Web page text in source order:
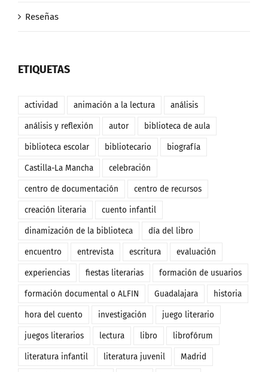
Reseñas
ETIQUETAS
actividad animación a la lectura análisis
análisis y reflexión autor biblioteca de aula
biblioteca escolar bibliotecario biografía
Castilla-La Mancha celebración
centro de documentación centro de recursos
creación literaria cuento infantil
dinamización de la biblioteca día del libro
encuentro entrevista escritura evaluación
experiencias fiestas literarias formación de usuarios
formación documental o ALFIN Guadalajara historia
hora del cuento investigación juego literario
juegos literarios lectura libro librofórum
literatura infantil literatura juvenil Madrid